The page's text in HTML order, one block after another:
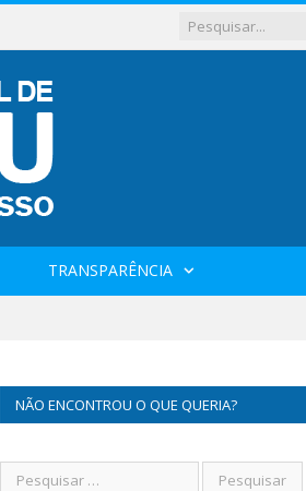
TRANSPARÊNCIA
NÃO ENCONTROU O QUE QUERIA?